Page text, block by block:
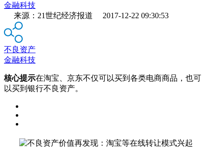
金融科技
来源：21世纪经济报道 2017-12-22 09:30:53
不良资产
金融科技
核心提示在淘宝、京东不仅可以买到各类电商商品，也可
以买到银行不良资产。